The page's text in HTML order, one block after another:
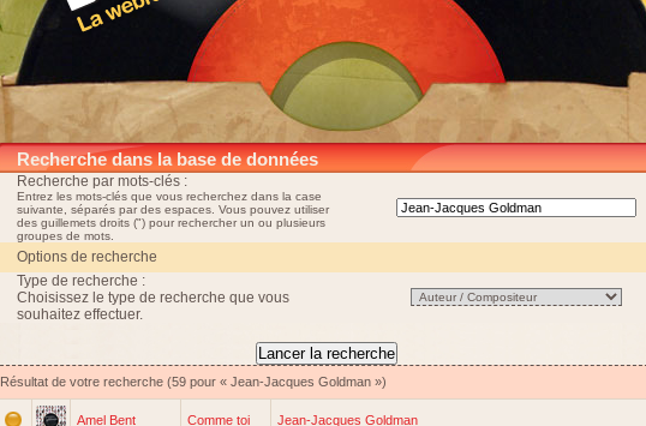
Recherche dans la base de données
Recherche par mots-clés :
Entrez les mots-clés que vous recherchez dans la case
suivante, séparés par des espaces. Vous pouvez utiliser
des guillemets droits (") pour rechercher un ou plusieurs
groupes de mots.
Options de recherche
Type de recherche :
Choisissez le type de recherche que vous
souhaitez effectuer.
Résultat de votre recherche (59 pour « Jean-Jacques Goldman »)
Amel Bent Comme toi Jean-Jacques Goldman